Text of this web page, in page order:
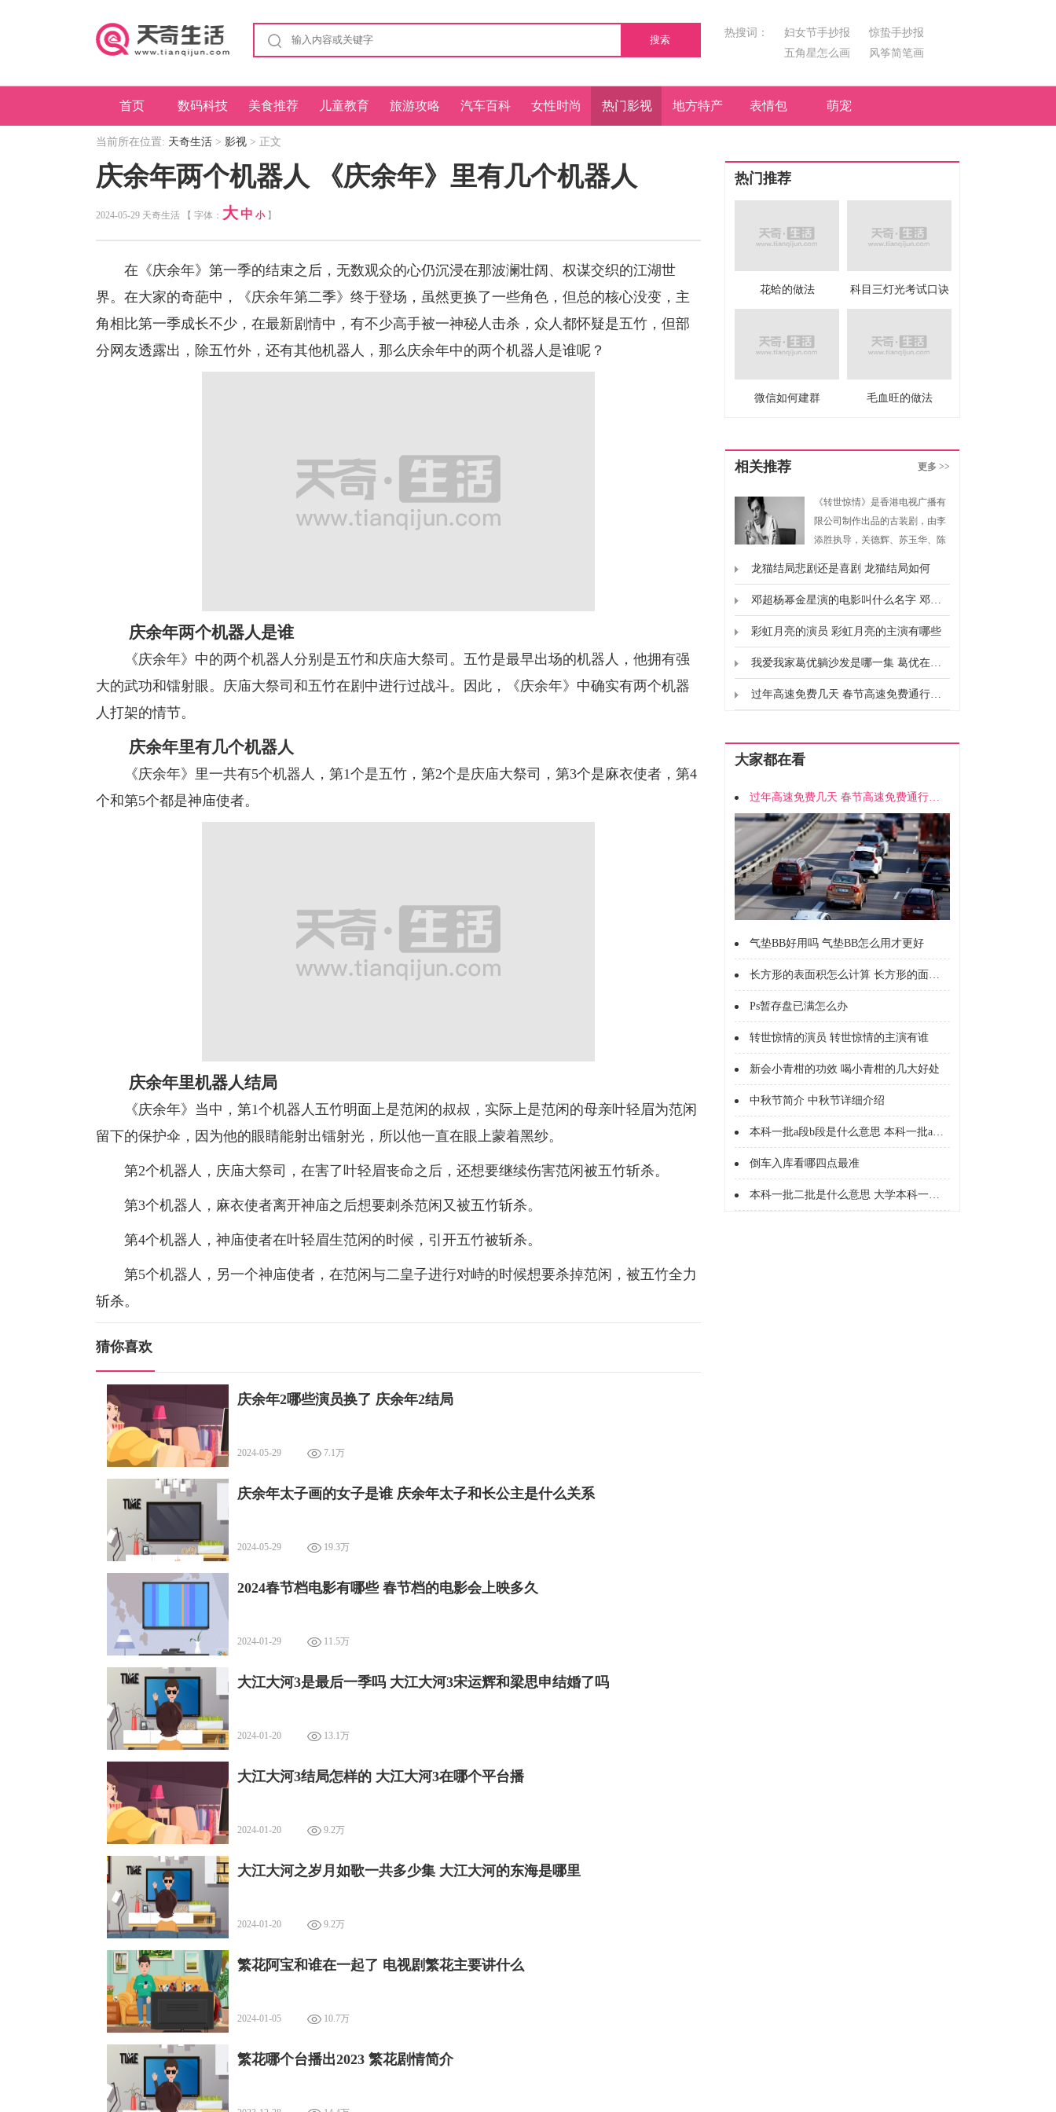
搜索
热搜词： 妇女节手抄报
惊蛰手抄报
五角星怎么画
风筝简笔画
首页 数码科技 美食推荐 儿童教育 旅游攻略 汽车百科 女性时尚 热门影视 地方特产 表情包 萌宠
当前所在位置: 天奇生活 > 影视 > 正文
庆余年两个机器人 《庆余年》里有几个机器人
2024-05-29 天奇生活 【 字体： 大 中 小】
在《庆余年》第一季的结束之后，无数观众的心仍沉浸在那波澜壮阔、权谋交织的江湖世
界。在大家的奇葩中，《庆余年第二季》终于登场，虽然更换了一些角色，但总的核心没变，主
角相比第一季成长不少，在最新剧情中，有不少高手被一神秘人击杀，众人都怀疑是五竹，但部
分网友透露出，除五竹外，还有其他机器人，那么庆余年中的两个机器人是谁呢？
庆余年两个机器人是谁
《庆余年》中的两个机器人分别是五竹和庆庙大祭司。五竹是最早出场的机器人，他拥有强
大的武功和镭射眼。庆庙大祭司和五竹在剧中进行过战斗。因此，《庆余年》中确实有两个机器
人打架的情节。
庆余年里有几个机器人
《庆余年》里一共有5个机器人，第1个是五竹，第2个是庆庙大祭司，第3个是麻衣使者，第4
个和第5个都是神庙使者。
庆余年里机器人结局
《庆余年》当中，第1个机器人五竹明面上是范闲的叔叔，实际上是范闲的母亲叶轻眉为范闲
留下的保护伞，因为他的眼睛能射出镭射光，所以他一直在眼上蒙着黑纱。
第2个机器人，庆庙大祭司，在害了叶轻眉丧命之后，还想要继续伤害范闲被五竹斩杀。
第3个机器人，麻衣使者离开神庙之后想要刺杀范闲又被五竹斩杀。
第4个机器人，神庙使者在叶轻眉生范闲的时候，引开五竹被斩杀。
第5个机器人，另一个神庙使者，在范闲与二皇子进行对峙的时候想要杀掉范闲，被五竹全力
斩杀。
猜你喜欢
庆余年2哪些演员换了 庆余年2结局
2024-05-29 7.1万
庆余年太子画的女子是谁 庆余年太子和长公主是什么关系
2024-05-29 19.3万
2024春节档电影有哪些 春节档的电影会上映多久
2024-01-29 11.5万
大江大河3是最后一季吗 大江大河3宋运辉和梁思申结婚了吗
2024-01-20 13.1万
大江大河3结局怎样的 大江大河3在哪个平台播
2024-01-20 9.2万
大江大河之岁月如歌一共多少集 大江大河的东海是哪里
2024-01-20 9.2万
繁花阿宝和谁在一起了 电视剧繁花主要讲什么
2024-01-05 10.7万
繁花哪个台播出2023 繁花剧情简介
热门推荐
花蛤的做法 科目三灯光考试口诀
微信如何建群 毛血旺的做法
相关推荐 更多 >>
《转世惊情》是香港电视广播有
限公司制作出品的古装剧，由李
添胜执导，关德辉、苏玉华、陈
龙猫结局悲剧还是喜剧 龙猫结局如何
邓超杨幂金星演的电影叫什么名字 邓超杨幂金星合作的电影是什么
彩虹月亮的演员 彩虹月亮的主演有哪些
我爱我家葛优躺沙发是哪一集 葛优在我爱我家饰演什么
过年高速免费几天 春节高速免费通行时间
大家都在看
过年高速免费几天 春节高速免费通行时间
气垫BB好用吗 气垫BB怎么用才更好
长方形的表面积怎么计算 长方形的面积怎么计算的
Ps暂存盘已满怎么办
转世惊情的演员 转世惊情的主演有谁
新会小青柑的功效 喝小青柑的几大好处
中秋节简介 中秋节详细介绍
本科一批a段b段是什么意思 本科一批a段b段什么意思
倒车入库看哪四点最准
本科一批二批是什么意思 大学本科一批二批是什么意思